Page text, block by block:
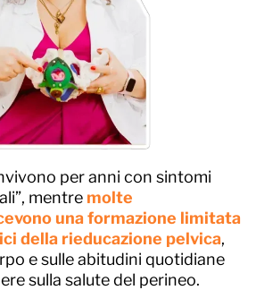
per anni con sintomi
mentre molte
una formazione limitata
della rieducazione pelvica,
e sulle abitudini quotidiane
sulla salute del perineo.